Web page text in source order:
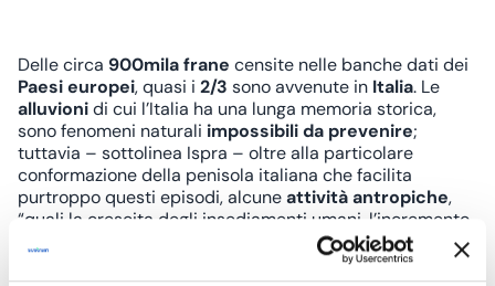
Delle circa 900mila frane censite nelle banche dati dei
Paesi europei, quasi i 2/3 sono avvenute in Italia. Le
alluvionidi cui l’Italia ha una lunga memoria storica,
sono fenomeni naturali impossibili da prevenire;
tuttavia – sottolinea Ispra – oltre alla particolare
conformazione della penisola italiana che facilita
purtroppo questi episodi, alcuneattività antropiche,
“quali la crescita degli insediamenti umani, l’incremento
delle attività economiche, la riduzione della naturale
capacità di laminazione del suolo per la progressiva